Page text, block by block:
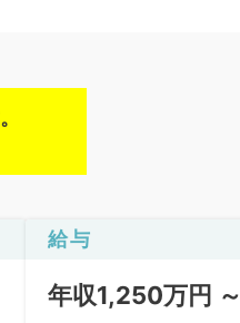
給与
年収1,250万円 ～